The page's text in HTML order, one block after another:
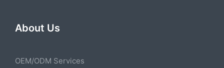
About Us
OEM/ODM Services